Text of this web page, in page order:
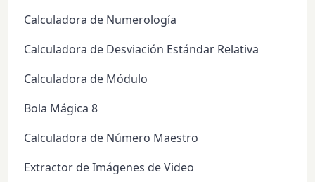
Calculadora de Numerología
Calculadora de Desviación Estándar Relativa
Calculadora de Módulo
Bola Mágica 8
Calculadora de Número Maestro
Extractor de Imágenes de Video